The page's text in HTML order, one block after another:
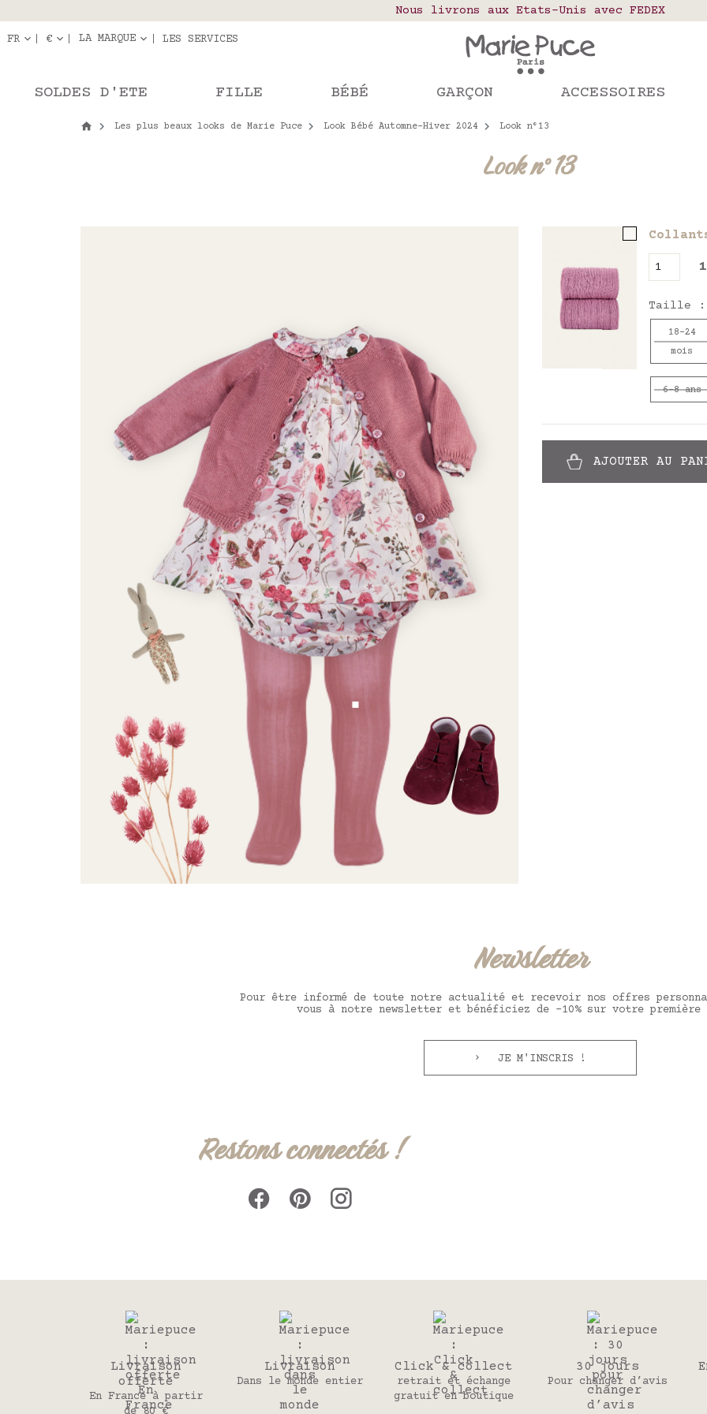
Notre site part en vacances !
Les commandes passées après le 4 août seront expédiées
Nous livrons aux Etats-Unis avec FEDEX
Livraison en relais colis en France, Belgique, Luxembourg,
FR € LA MARQUE LES SERVICES
SOLDES D'ETE FILLE BÉBÉ GARÇON ACCESSOIRES
Les plus beaux looks de Marie Puce Look Bébé Automne-Hiver 2024 Look n°13
Look n°13
Taille :
18-24
mois
6-8 ans
AJOUTER AU
Newsletter
Pour être informé de toute notre actualité et recevoir nos offres
vous à notre newsletter et bénéficiez de -10% sur votre première
JE M'INSCRIS !
Restons connectés !
Livraison
offerte
En France à partir
de 80 €
Livraison
Dans le monde entier
Click & collect
retrait et échange
gratuit en boutique
30 jours
Pour changer d’avis